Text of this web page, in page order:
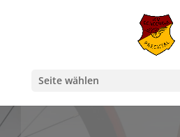
Seite wählen